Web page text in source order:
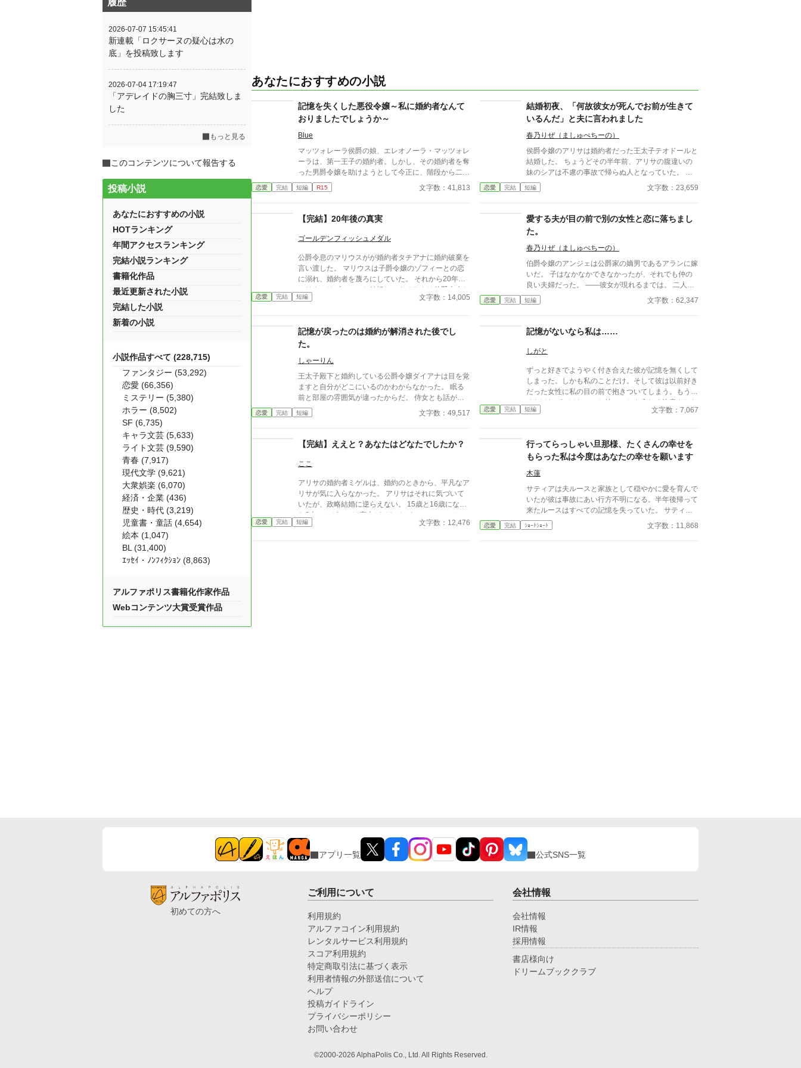
あなたにおすすめの小説
記憶を失くした悪役令嬢～私に婚約者なんて
おりましたでしょうか～
Blue
マッツォレーラ侯爵の娘、エレオノーラ・マッツォレ
ーラは、第一王子の婚約者。しかし、その婚約者を奪
った男爵令嬢を助けようとして今正に、階段から二人
まとめて落ちようとしていた。 走馬灯のように、第
一王子との思い出を思い出す彼女は、強い衝撃と共に
恋愛 完結 短編 R15 文字数：41,813
結婚初夜、「何故彼女が死んでお前が生きて
いるんだ」と夫に言われました
春乃りぜ（ましゅぺちーの）
侯爵令嬢のアリサは婚約者だった王太子テオドールと
結婚した。 ちょうどその半年前、アリサの腹違いの
妹のシアは不慮の事故で帰らぬ人となっていた。 王
太子が婚約者の妹のシアを愛していたのは周知の事実
だった。 そんな彼は、結婚初夜、アリサに冷たく言
だ」と。
恋愛 完結 短編 文字数：23,659
【完結】20年後の真実
ゴールデンフィッシュメダル
公爵令息のマリウスがが婚約者タチアナに婚約破棄を
言い渡した。 マリウスは子爵令嬢のゾフィーとの恋
に溺れ、婚約者を蔑ろにしていた。 それから20年。
マリウスはゾフィーと結婚し、タチアナは伯爵夫人と
なっていた。 そして、娘の恋愛を機にマリウスは婚
済み。
恋愛 完結 短編 文字数：14,005
愛する夫が目の前で別の女性と恋に落ちまし
た。
春乃りぜ（ましゅぺちーの）
伯爵令嬢のアンジェは公爵家の嫡男であるアランに嫁
いだ。 子はなかなかできなかったが、それでも仲の
良い夫婦だった。 ――彼女が現れるまでは。 二人が
結婚して五年を迎えた記念パーティーでアランは若く
美しい令嬢と恋に落ちてしまう。 それからアランは
恋愛 完結 短編 文字数：62,347
記憶が戻ったのは婚約が解消された後でし
た。
しゃーりん
王太子殿下と婚約している公爵令嬢ダイアナは目を覚
ますと自分がどこにいるのかわからなかった。 眠る
前と部屋の雰囲気が違ったからだ。 侍女とも話が噛
み合わず、どうやら丸一年間の記憶がダイアナにはな
かった。 ダイアナが記憶にないその一年の間に、王
婚約したばかりだった。 彼が好きになったのは記憶
のないダイアナであるため、ダイアナは婚約を解消し
ようとするお話です。
恋愛 完結 短編 文字数：49,517
記憶がないなら私は……
しがと
ずっと好きでようやく付き合えた彼が記憶を無くして
しまった。しかも私のことだけ。そして彼は以前好き
だった女性に私の目の前で抱きついてしまう。もう諦
めなければいけない、と彼のことを忘れる決意をした
が……。 ＊全4話
恋愛 完結 短編 文字数：7,067
【完結】ええと？あなたはどなたでしたか？
ここ
アリサの婚約者ミゲルは、婚約のときから、平凡なア
リサが気に入らなかった。 アリサはそれに気づいて
いたが、政略結婚に逆らえない。 15歳と16歳になっ
た2人。ミゲルには恋人ができていた。マーシャとい
う綺麗な令嬢だ。邪魔なアリサにこわい思いをさせ
恋愛 完結 短編 文字数：12,476
行ってらっしゃい旦那様、たくさんの幸せを
もらった私は今度はあなたの幸せを願います
木蓮
サティアは夫ルースと家族として穏やかに愛を育んで
いたが彼は事故にあい行方不明になる。半年後帰って
来たルースはすべての記憶を失っていた。 サティア
は新しい記憶を得て変わったルースに愛する家族がい
ることを知り、愛しい夫との大切な思い出を抱えて彼
恋愛 完結 ｼｮｰﾄｼｮｰﾄ 文字数：11,868
履歴
2026-07-07 15:45:41
新連載「ロクサーヌの疑心は水の
底」を投稿致します
2026-07-04 17:19:47
「アデレイドの胸三寸」完結致しま
した
もっと見る
このコンテンツについて報告する
投稿小説
あなたにおすすめの小説
HOTランキング
年間アクセスランキング
完結小説ランキング
書籍化作品
最近更新された小説
完結した小説
新着の小説
小説作品すべて (228,715)
ファンタジー (53,292)
恋愛 (66,356)
ミステリー (5,380)
ホラー (8,502)
SF (6,735)
キャラ文芸 (5,633)
ライト文芸 (9,590)
青春 (7,917)
現代文学 (9,621)
大衆娯楽 (6,070)
経済・企業 (436)
歴史・時代 (3,219)
児童書・童話 (4,654)
絵本 (1,047)
BL (31,400)
ｴｯｾｲ・ﾉﾝﾌｨｸｼｮﾝ (8,863)
アルファポリス書籍化作家作品
Webコンテンツ大賞受賞作品
アプリ一覧 公式SNS一覧
初めての方へ
ご利用について
利用規約
アルファコイン利用規約
レンタルサービス利用規約
スコア利用規約
特定商取引法に基づく表示
利用者情報の外部送信について
ヘルプ
投稿ガイドライン
プライバシーポリシー
お問い合わせ
会社情報
会社情報
IR情報
採用情報
書店様向け
ドリームブッククラブ
©2000-2026 AlphaPolis Co., Ltd. All Rights Reserved.